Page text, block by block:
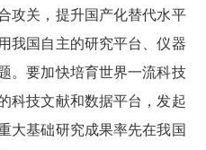
攻关，提升国产化替代水平
我国自主的研究平台、仪器
。要加快培育世界一流科技
科技文献和数据平台，发起
大基础研究成果率先在我国